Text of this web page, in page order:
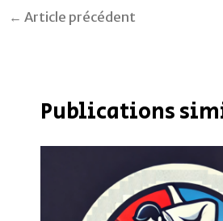
← Article précédent
Publications